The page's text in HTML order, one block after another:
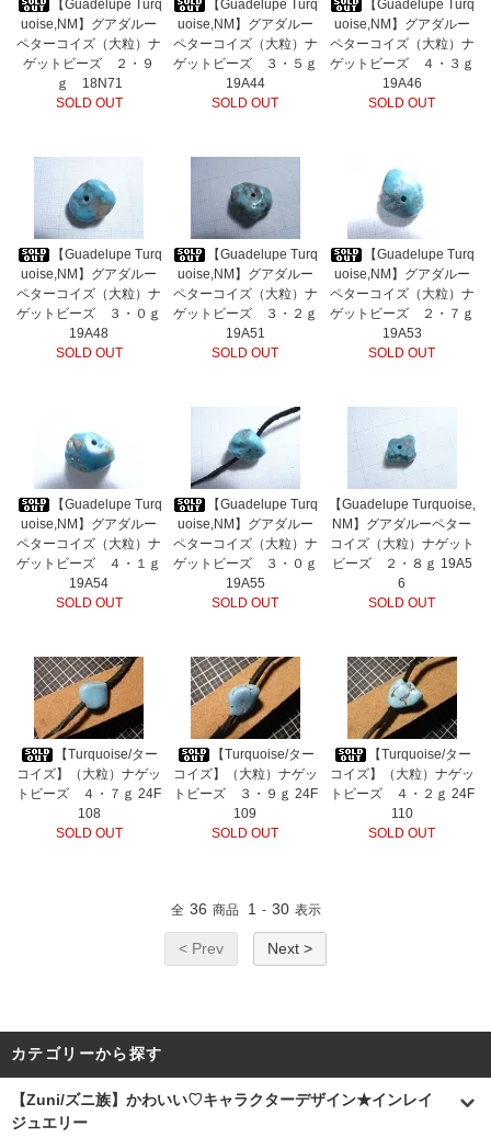
【Guadelupe Turq
uoise,NM】グアダルー
ペターコイズ（大粒）ナ
ゲットビーズ ２・９
ｇ 18N71
SOLD OUT
【Guadelupe Turq
uoise,NM】グアダルー
ペターコイズ（大粒）ナ
ゲットビーズ ３・５ｇ
19A44
SOLD OUT
【Guadelupe Turq
uoise,NM】グアダルー
ペターコイズ（大粒）ナ
ゲットビーズ ４・３ｇ
19A46
SOLD OUT
【Guadelupe Turq
uoise,NM】グアダルー
ペターコイズ（大粒）ナ
ゲットビーズ ３・０ｇ
19A48
SOLD OUT
【Guadelupe Turq
uoise,NM】グアダルー
ペターコイズ（大粒）ナ
ゲットビーズ ３・２ｇ
19A51
SOLD OUT
【Guadelupe Turq
uoise,NM】グアダルー
ペターコイズ（大粒）ナ
ゲットビーズ ２・７ｇ
19A53
SOLD OUT
【Guadelupe Turq
uoise,NM】グアダルー
ペターコイズ（大粒）ナ
ゲットビーズ ４・１ｇ
19A54
SOLD OUT
【Guadelupe Turq
uoise,NM】グアダルー
ペターコイズ（大粒）ナ
ゲットビーズ ３・０ｇ
19A55
SOLD OUT
【Guadelupe Turquoise,
NM】グアダルーペター
コイズ（大粒）ナゲット
ビーズ ２・８ｇ 19A5
6
SOLD OUT
【Turquoise/ター
コイズ】（大粒）ナゲッ
トビーズ ４・７ｇ 24F
108
SOLD OUT
【Turquoise/ター
コイズ】（大粒）ナゲッ
トビーズ ３・９ｇ 24F
109
SOLD OUT
【Turquoise/ター
コイズ】（大粒）ナゲッ
トビーズ ４・２ｇ 24F
110
SOLD OUT
全 36 商品 1 - 30 表示
< Prev Next >
カテゴリーから探す
【Zuni/ズニ族】かわいい♡キャラクターデザイン★インレイ
ジュエリー